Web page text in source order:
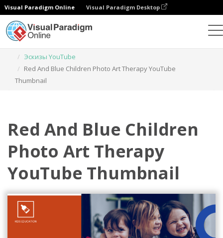
Visual Paradigm Online Visual Paradigm Desktop
Эскизы YouTube
Red And Blue Children Photo Art Therapy YouTube
Thumbnail
Red And Blue Children
Photo Art Therapy
YouTube Thumbnail